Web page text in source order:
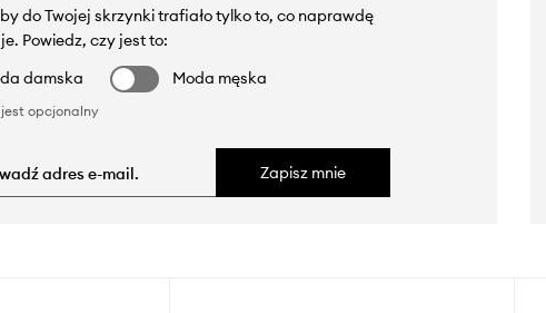
do Twojej skrzynki trafiało tylko to, co naprawdę
Powiedz, czy jest to:
damska
Moda męska
opcjonalny
Zapisz mnie